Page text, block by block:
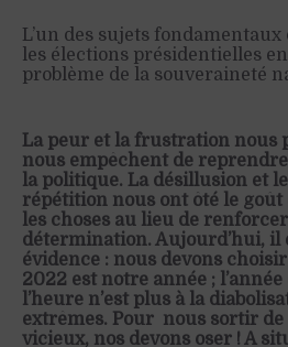
L’un des sujets
les élections présidentielles
problème de la souveraineté
La peur et la frustration nous
nous empêchent de
la politique. La désillusion et
répétition nous ont ôté le goût
les choses au lieu de
détermination. Aujourd’hui, il
évidence : nous devons
2022 est notre année ;
l’heure n’est plus à la
extrêmes. Pour nous sortir de
vicieux, nos devons oser ! A